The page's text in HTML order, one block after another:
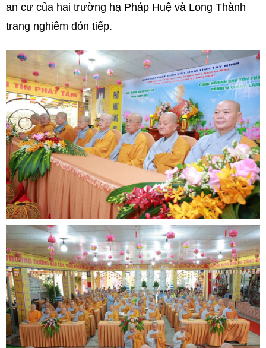
an cư của hai trường hạ Pháp Huệ và Long Thành
trang nghiêm đón tiếp.